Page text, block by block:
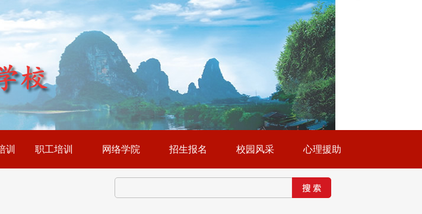
训 职工培训 网络学院 招生报名 校园风采 心理援助